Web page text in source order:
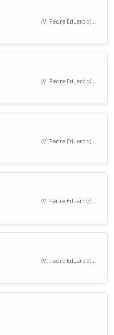
(Vl Padre Eduardo)...
(Vl Padre Eduardo)...
(Vl Padre Eduardo)...
(Vl Padre Eduardo)...
(Vl Padre Eduardo)...